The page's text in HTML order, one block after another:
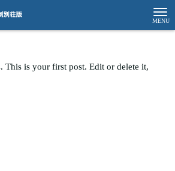
This is your first post. Edit or delete it,